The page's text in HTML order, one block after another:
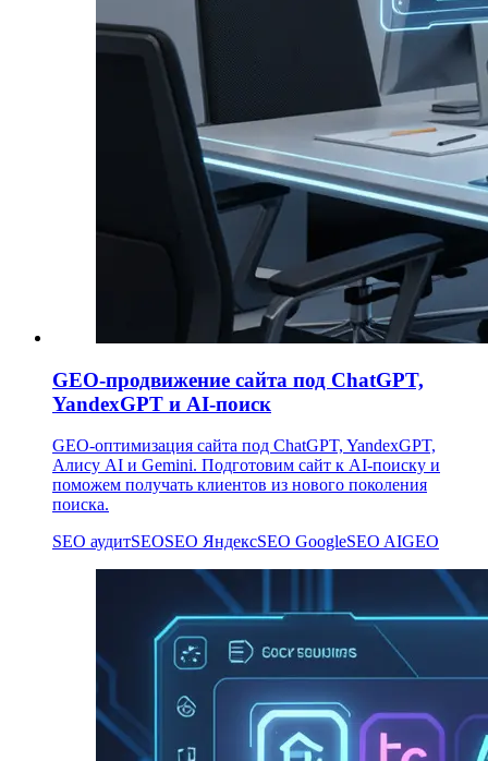
GEO-продвижение сайта под ChatGPT,
YandexGPT и AI-поиск
GEO-оптимизация сайта под ChatGPT, YandexGPT,
Алису AI и Gemini. Подготовим сайт к AI-поиску и
поможем получать клиентов из нового поколения
поиска.
SEO аудитSEOSEO ЯндексSEO GoogleSEO AIGEO